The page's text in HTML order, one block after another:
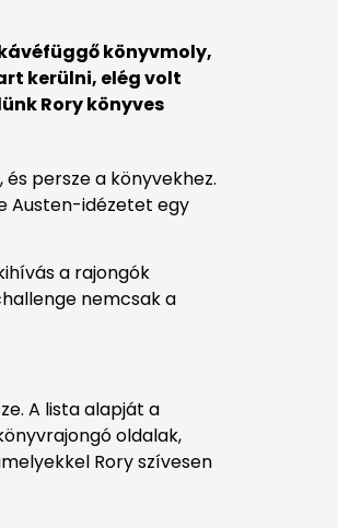
könyvmoly,
kerülni, elég volt
Rory könyves
persze a könyvekhez.
Austen-idézetet egy
a rajongók
nemcsak a
A lista alapját a
oldalak,
Rory szívesen